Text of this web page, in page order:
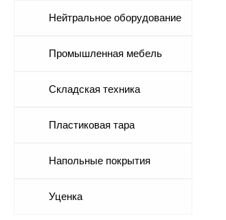
Нейтральное оборудование
Промышленная мебель
Складская техника
Пластиковая тара
Напольные покрытия
Уценка